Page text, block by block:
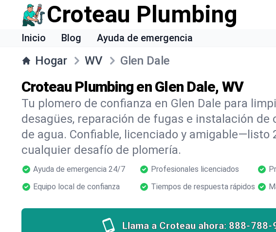
Croteau Plumbing
Inicio Blog Ayuda de emergencia
Hogar WV Glen Dale
Croteau Plumbing en Glen Dale, WV
Tu plomero de confianza en Glen Dale para
desagües, reparación de fugas e instalación de
de agua. Confiable, licenciado y amigable—listo
cualquier desafío de plomería.
Ayuda de emergencia 24/7 Profesionales licenciados
Equipo local de confianza
Tiempos de respuesta rápidos
Llama a Croteau ahora: 888-788-